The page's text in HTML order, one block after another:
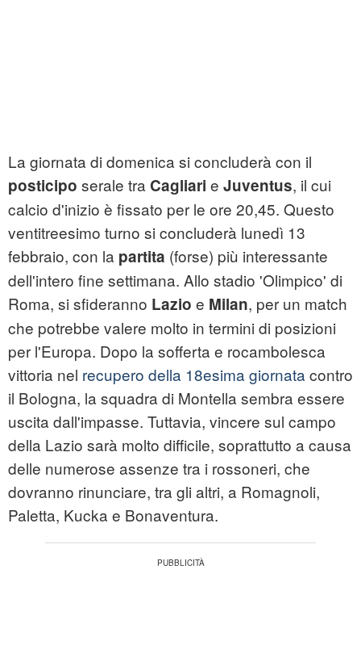
La giornata di domenica si concluderà con il
posticipo serale tra Cagliari e Juventus, il cui
calcio d'inizio è fissato per le ore 20,45. Questo
ventitreesimo turno si concluderà lunedì 13
febbraio, con la partita (forse) più interessante
dell'intero fine settimana. Allo stadio 'Olimpico' di
Roma, si sfideranno Lazio e Milan, per un match
che potrebbe valere molto in termini di posizioni
per l'Europa. Dopo la sofferta e rocambolesca
vittoria nel recupero della 18esima giornata contro
il Bologna, la squadra di Montella sembra essere
uscita dall'impasse. Tuttavia, vincere sul campo
della Lazio sarà molto difficile, soprattutto a causa
delle numerose assenze tra i rossoneri, che
dovranno rinunciare, tra gli altri, a Romagnoli,
Paletta, Kucka e Bonaventura.